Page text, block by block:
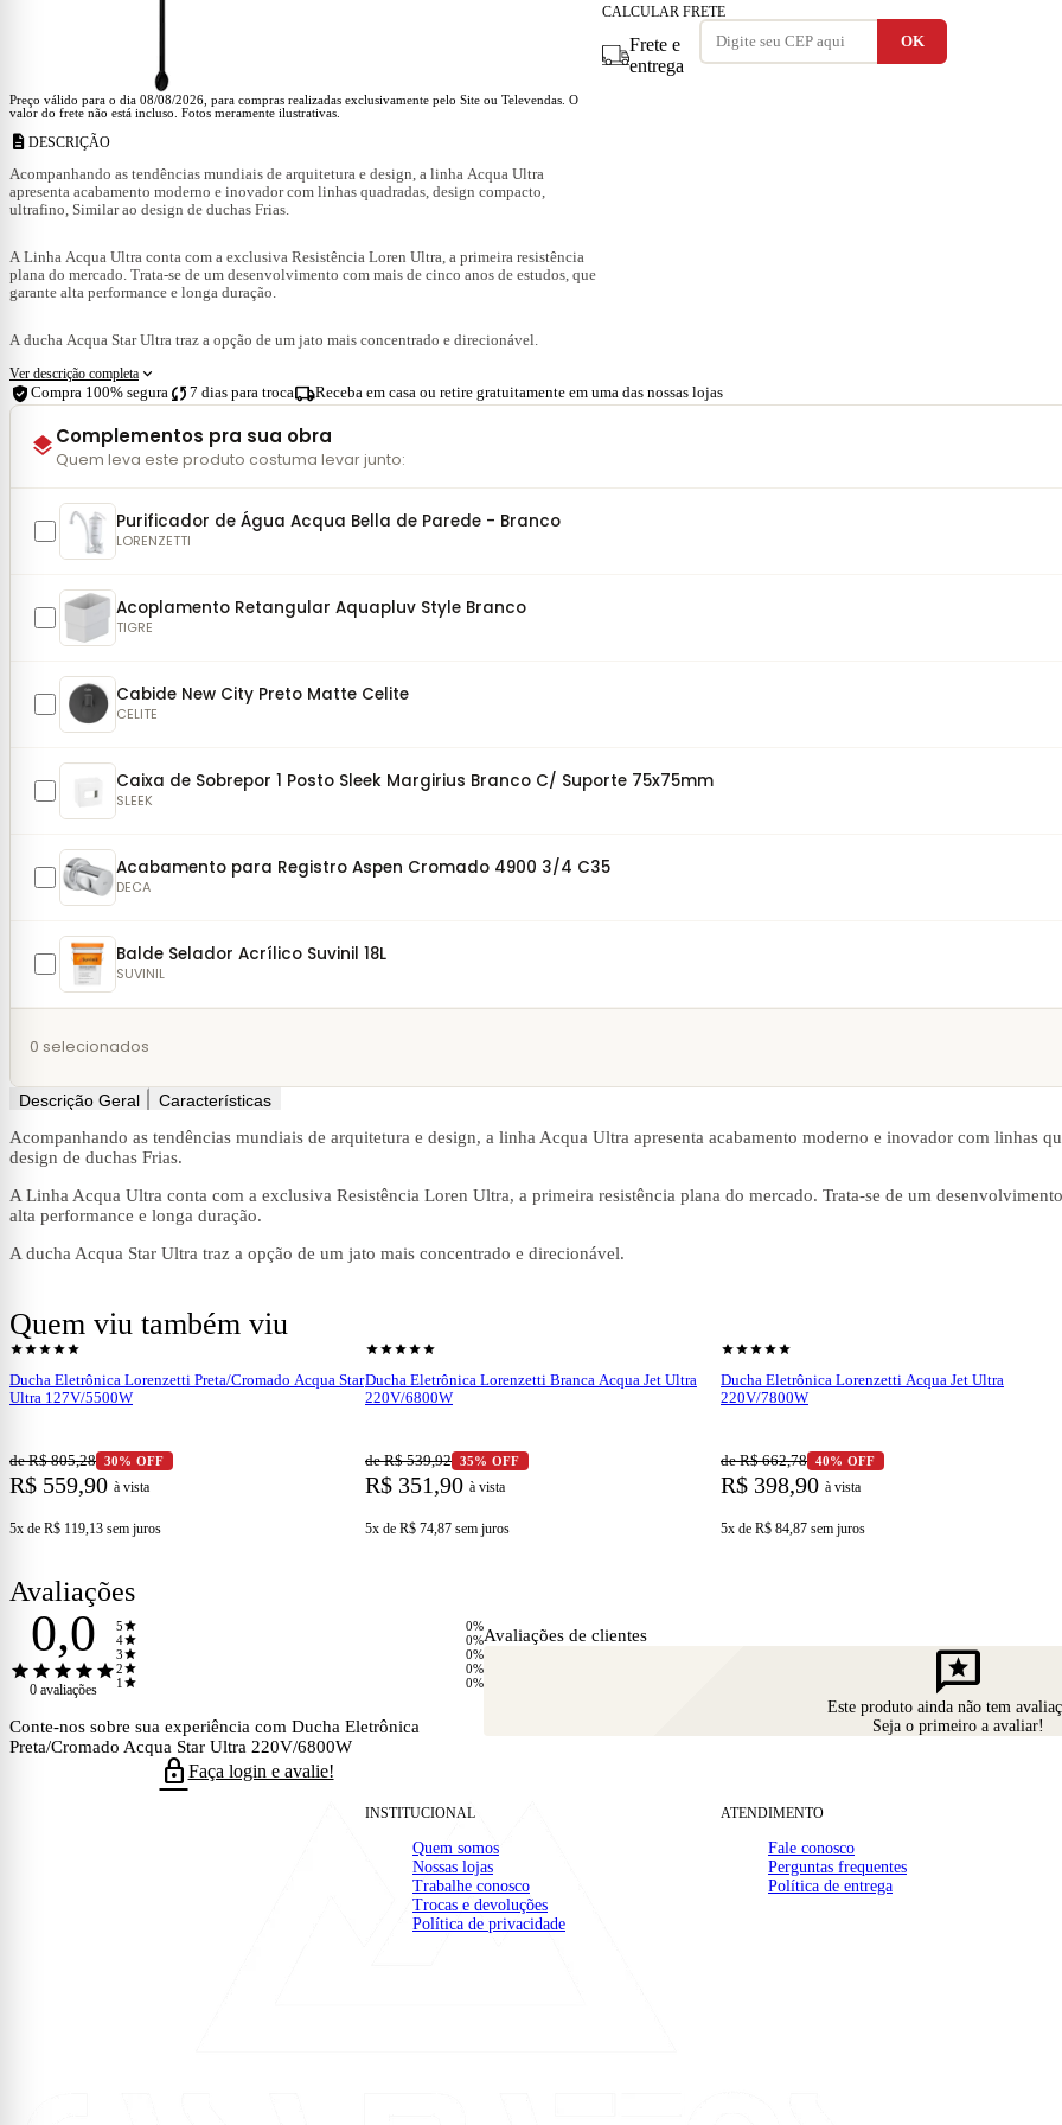
Preço válido para o dia 08/08/2026, para compras realizadas exclusivamente pelo Site ou Televendas. O
valor do frete não está incluso. Fotos meramente ilustrativas.
description DESCRIÇÃO
Acompanhando as tendências mundiais de arquitetura e design, a linha Acqua Ultra
apresenta acabamento moderno e inovador com linhas quadradas, design compacto,
ultrafino, Similar ao design de duchas Frias.
A Linha Acqua Ultra conta com a exclusiva Resistência Loren Ultra, a primeira resistência
plana do mercado. Trata-se de um desenvolvimento com mais de cinco anos de estudos, que
garante alta performance e longa duração.
A ducha Acqua Star Ultra traz a opção de um jato mais concentrado e direcionável.
Ver descrição completa expand_more
CALCULAR FRETE
Frete e
entrega
verified_user Compra 100% segura sync 7 dias para trocalocal_shippingReceba em casa ou retire gratuitamente em uma das nossas lojas
layersComplementos pra sua obra
Quem leva este produto costuma levar junto:
Purificador de Água Acqua Bella de Parede - Branco
LORENZETTI
Acoplamento Retangular Aquapluv Style Branco
TIGRE
Cabide New City Preto Matte Celite
CELITE
Caixa de Sobrepor 1 Posto Sleek Margirius Branco C/ Suporte 75x75mm
SLEEK
Acabamento para Registro Aspen Cromado 4900 3/4 C35
DECA
Balde Selador Acrílico Suvinil 18L
SUVINIL
0 selecionados
Descrição Geral
Características
Acompanhando as tendências mundiais de arquitetura e design, a linha Acqua Ultra apresenta acabamento moderno e inovador com linhas
design de duchas Frias.
A Linha Acqua Ultra conta com a exclusiva Resistência Loren Ultra, a primeira resistência plana do mercado. Trata-se de um
alta performance e longa duração.
A ducha Acqua Star Ultra traz a opção de um jato mais concentrado e direcionável.
Quem viu também viu
shopping_cartVer produto
starstarstarstarstar
Ducha Eletrônica Lorenzetti Preta/Cromado Acqua Star
Ultra 127V/5500W
de R$ 805,28 30% OFF
R$ 559,90 à vista
5x de R$ 119,13 sem juros
starstarstarstarstar
Ducha Eletrônica Lorenzetti Branca Acqua Jet Ultra
220V/6800W
de R$ 539,92 35% OFF
R$ 351,90 à vista
5x de R$ 74,87 sem juros
starstarstarstarstar
Ducha Eletrônica Lorenzetti Acqua Jet Ultra
220V/7800W
de R$ 662,78 40% OFF
R$ 398,90 à vista
5x de R$ 84,87 sem juros
Avaliações
0,0
starstarstarstarstar
0 avaliações
5star
0%
4star
0%
3star
0%
2star
0%
1 star 0%
Conte-nos sobre sua experiência com Ducha Eletrônica
Preta/Cromado Acqua Star Ultra 220V/6800W
lockFaça login e avalie!
Avaliações de clientes
reviews
Este produto ainda não tem
Seja o primeiro a avaliar!
INSTITUCIONAL
Quem somos
Nossas lojas
Trabalhe conosco
Trocas e devoluções
Política de privacidade
ATENDIMENTO
Fale conosco
Perguntas frequentes
Política de entrega